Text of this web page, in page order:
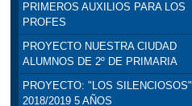
PRIMEROS AUXILIOS PARA LOS
PROFES
PROYECTO NUESTRA CIUDAD
ALUMNOS DE 2º DE PRIMARIA
PROYECTO: "LOS SILENCIOSOS"
2018/2019 5 AÑOS